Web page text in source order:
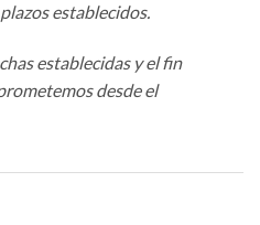
establecidos.
establecidas y el fin
desde el